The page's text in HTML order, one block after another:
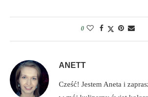
0
ANETT
Cześć! Jestem Aneta i